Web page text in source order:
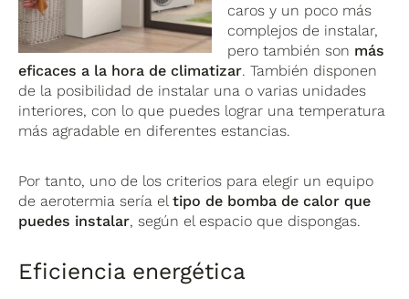
caros y un poco más
complejos de instalar,
pero también son más
eficaces a la hora de climatizar. También disponen
de la posibilidad de instalar una o varias unidades
interiores, con lo que puedes lograr una temperatura
más agradable en diferentes estancias.
Por tanto, uno de los criterios para elegir un equipo
de aerotermia sería eltipo de bomba de calor que
puedes instalar, según el espacio que dispongas.
Eficiencia energética